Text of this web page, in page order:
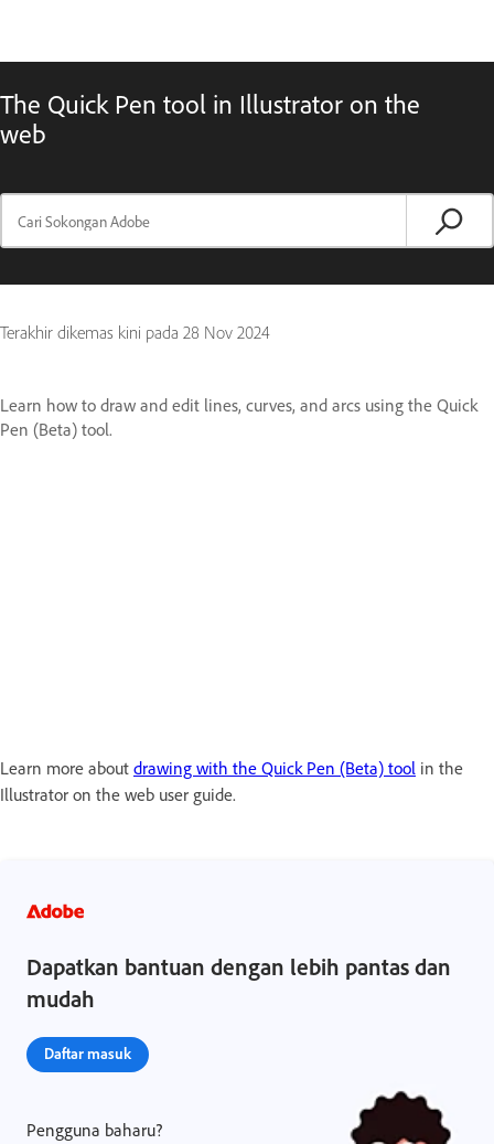
The Quick Pen tool in Illustrator on the
web
Terakhir dikemas kini pada 28 Nov 2024
Learn how to draw and edit lines, curves, and arcs using the Quick
Pen (Beta) tool.
Learn more about drawing with the Quick Pen (Beta) tool in the
Illustrator on the web user guide.
Dapatkan bantuan dengan lebih pantas dan
mudah
Daftar masuk
Pengguna baharu?